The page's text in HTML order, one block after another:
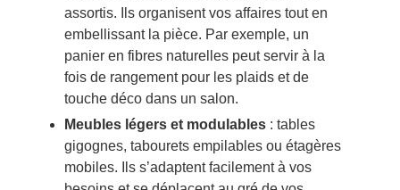
assortis. Ils organisent vos affaires tout en
embellissant la pièce. Par exemple, un
panier en fibres naturelles peut servir à la
fois de rangement pour les plaids et de
touche déco dans un salon.
Meubles légers et modulables: tables
gigognes, tabourets empilables ou étagères
mobiles. Ils s’adaptent facilement à vos